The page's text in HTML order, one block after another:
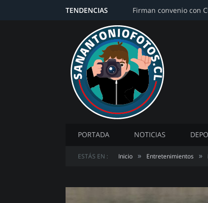
TENDENCIAS
PORTADA NOTICIAS
ESTÁS EN : Inicio » Entretenimientos »